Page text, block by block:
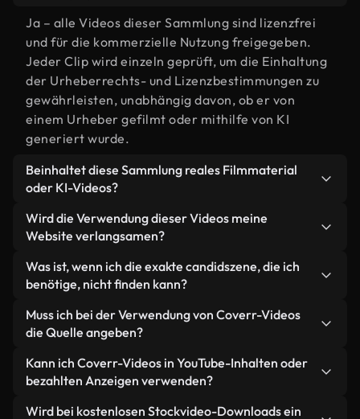
Ja – alle Videos dieser Sammlung sind lizenzfrei
und für die kommerzielle Nutzung freigegeben.
Jeder Clip wird einzeln geprüft, um die Einhaltung
der Urheberrechts- und Lizenzbestimmungen zu
gewährleisten, unabhängig davon, ob er von
einem Urheber gefilmt oder mithilfe von KI
generiert wurde.
Beinhaltet diese Sammlung reales Filmmaterial
oder KI-Videos?
Beides. Es handelt sich um eine Hybridbibliothek
aus realen, von Menschen aufgenommenen
generierten Videos. Jedes Video ist eindeutig
beschriftet, sodass Sie immer wissen, was Sie
verwenden.
Wird die Verwendung dieser Videos meine
Website verlangsamen?
Nicht, wenn Sie unsere optimierten Versionen
wählen. Wir bieten schlanke, webfähige Formate,
wurden – so bleibt die Qualität hoch, während
gleichzeitig die Ladezeiten minimiert und
Kennzahlen wie LCP verbessert werden.
Was ist, wenn ich die exakte candidszene, die ich
benötige, nicht finden kann?
Mit Coverr AI Studio erstellen Sie im
Handumdrehen ein solches Video. Beschreiben Sie
Sonnenuntergang" – und das Studio generiert
innerhalb von Sekunden ein individuelles Video für
Sie, das unseren Lizenzbestimmungen entspricht.
Muss ich bei der Verwendung von Coverr-Videos
die Quelle angeben?
Eine Namensnennung ist nicht erforderlich. Alle
Videos in unserer Stockbibliothek sind lizenzfrei
verwendet werden – wir freuen uns aber immer
Kann ich Coverr-Videos in YouTube-Inhalten oder
bezahlten Anzeigen verwenden?
Ja. Sämtliches Stockmaterial von Coverr darf in
Wird bei kostenlosen Stockvideo-Downloads ein